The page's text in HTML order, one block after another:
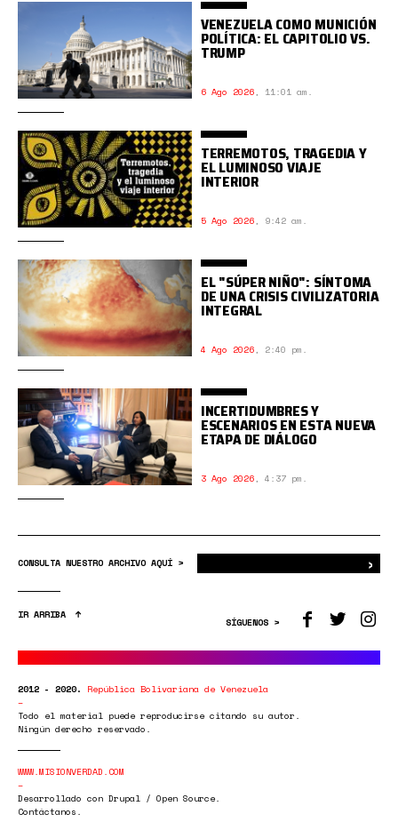
VENEZUELA COMO MUNICIÓN
POLÍTICA: EL CAPITOLIO VS.
TRUMP
6 Ago 2026, 11:01 am.
TERREMOTOS, TRAGEDIA Y
EL LUMINOSO VIAJE
INTERIOR
5 Ago 2026, 9:42 am.
EL "SÚPER NIÑO": SÍNTOMA
DE UNA CRISIS CIVILIZATORIA
INTEGRAL
4 Ago 2026, 2:40 pm.
INCERTIDUMBRES Y
ESCENARIOS EN ESTA NUEVA
ETAPA DE DIÁLOGO
3 Ago 2026, 4:37 pm.
CONSULTA NUESTRO ARCHIVO AQUÍ > ›
IR ARRIBA
SÍGUENOS >
2012 - 2020. República Bolivariana de Venezuela
Todo el material puede reproducirse citando su autor.
Ningún derecho reservado.
WWW.MISIONVERDAD.COM
Desarrollado con Drupal / Open Source.
Contáctanos.